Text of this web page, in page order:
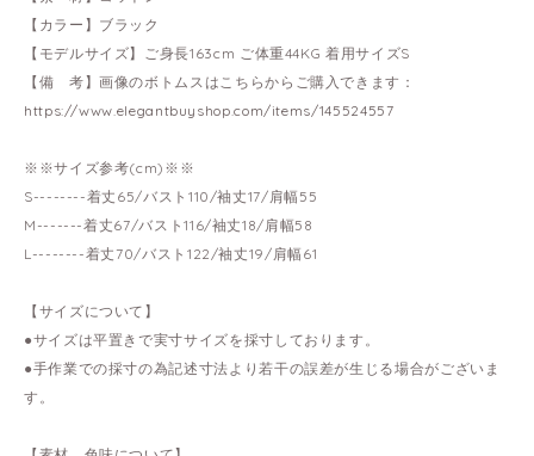
【カラー】ブラック
【モデルサイズ】ご身長163cm ご体重44KG 着用サイズS
【備 考】画像のボトムスはこちらからご購入できます：
https://www.elegantbuyshop.com/items/145524557
※※サイズ参考(cm)※※
S--------着丈65/バスト110/袖丈17/肩幅55
M-------着丈67/バスト116/袖丈18/肩幅58
L--------着丈70/バスト122/袖丈19/肩幅61
【サイズについて】
●サイズは平置きで実寸サイズを採寸しております。
●手作業での採寸の為記述寸法より若干の誤差が生じる場合がございま
す。